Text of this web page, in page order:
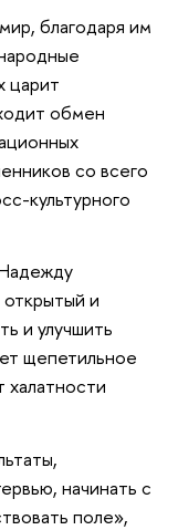
благодаря им
царит
обмен
со всего
культурного
открытый и
и улучшить
щепетильное
начинать с
поле»,